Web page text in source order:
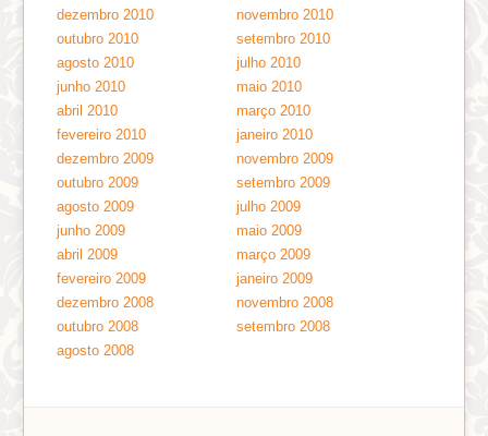
dezembro 2010
novembro 2010
outubro 2010
setembro 2010
agosto 2010
julho 2010
junho 2010
maio 2010
abril 2010
março 2010
fevereiro 2010
janeiro 2010
dezembro 2009
novembro 2009
outubro 2009
setembro 2009
agosto 2009
julho 2009
junho 2009
maio 2009
abril 2009
março 2009
fevereiro 2009
janeiro 2009
dezembro 2008
novembro 2008
outubro 2008
setembro 2008
agosto 2008